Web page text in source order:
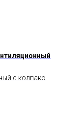
с колпаком